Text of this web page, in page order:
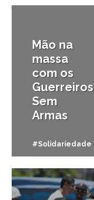
Mão na
massa
com os
Guerreiros
Sem
Armas
#Solidariedade
30/06/2015